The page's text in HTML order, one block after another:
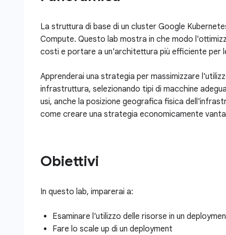
La struttura di base di un cluster Google
Compute. Questo lab mostra in che modo
costi e portare a un'architettura più efficiente per
Apprenderai una strategia per massimizzare
infrastruttura, selezionando tipi di macchine
usi, anche la posizione geografica fisica
come creare una strategia economicamente
Obiettivi
In questo lab, imparerai a:
Esaminare l'utilizzo delle risorse in un
Fare lo scale up di un deployment